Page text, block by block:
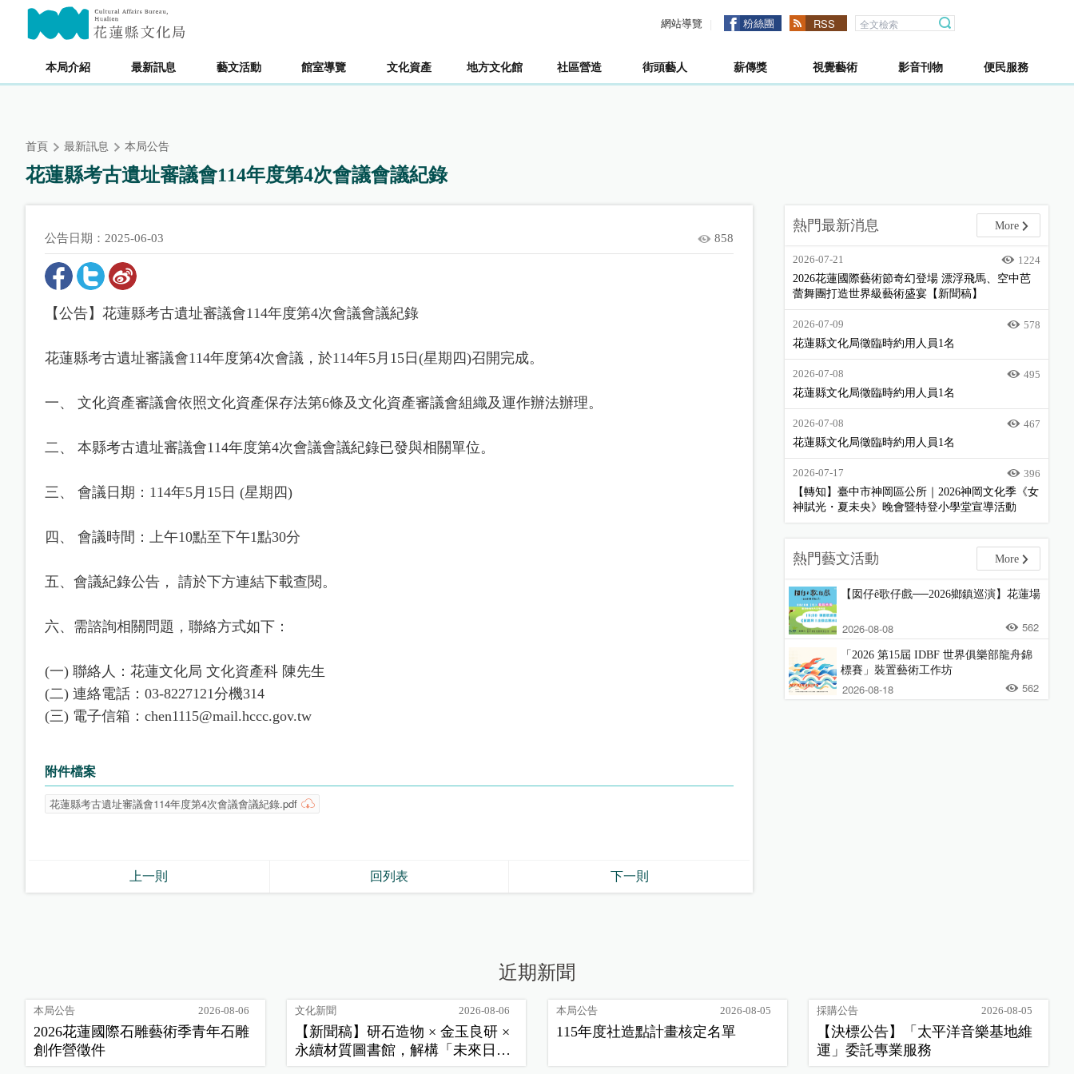
內
網站導覽 粉絲團 RSS
本局介紹 最新訊息 藝文活動 館室導覽 文化資產 地方文化館 社區營造 街頭藝人 薪傳獎 視覺藝術 影音刊物 便民服務
主要內容區塊
首頁 最新訊息 本局公告
花蓮縣考古遺址審議會114年度第4次會議會議紀錄
公告日期：2025-06-03 858
【公告】花蓮縣考古遺址審議會114年度第4次會議會議紀錄
花蓮縣考古遺址審議會114年度第4次會議，於114年5月15日(星期四)召開完成。
一、 文化資產審議會依照文化資產保存法第6條及文化資產審議會組織及運作辦法辦理。
二、 本縣考古遺址審議會114年度第4次會議會議紀錄已發與相關單位。
三、 會議日期：114年5月15日 (星期四)
四、 會議時間：上午10點至下午1點30分
五、會議紀錄公告， 請於下方連結下載查閱。
六、需諮詢相關問題，聯絡方式如下：
(一) 聯絡人：花蓮文化局 文化資產科 陳先生
(二) 連絡電話：03-8227121分機314
(三) 電子信箱：chen1115@mail.hccc.gov.tw
附件檔案
花蓮縣考古遺址審議會114年度第4次會議會議紀錄.pdf
上一則 回列表 下一則
熱門最新消息 More
2026-07-21
1224
2026花蓮國際藝術節奇幻登場 漂浮飛馬、空中芭
蕾舞團打造世界級藝術盛宴【新聞稿】
2026-07-09
578
花蓮縣文化局徵臨時約用人員1名
2026-07-08
495
花蓮縣文化局徵臨時約用人員1名
2026-07-08
467
花蓮縣文化局徵臨時約用人員1名
2026-07-17
396
【轉知】臺中市神岡區公所｜2026神岡文化季《女
神賦光・夏未央》晚會暨特登小學堂宣導活動
熱門藝文活動 More
【囡仔ê歌仔戲──2026鄉鎮巡演】花蓮場
2026-08-08 562
「2026 第15屆 IDBF 世界俱樂部龍舟錦
標賽」裝置藝術工作坊
2026-08-18 562
近期新聞
本局公告 2026-08-06
2026花蓮國際石雕藝術季青年石雕
創作營徵件
文化新聞 2026-08-06
【新聞稿】研石造物 × 金玉良研 ×
永續材質圖書館，解構「未來日
常」新樣貌
本局公告 2026-08-05
115年度社造點計畫核定名單
採購公告 2026-08-05
【決標公告】「太平洋音樂基地維
運」委託專業服務